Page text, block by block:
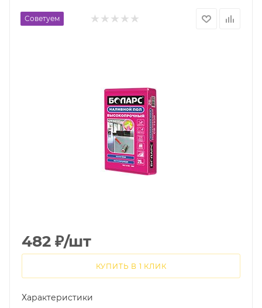
Советуем
482 ₽/шт
КУПИТЬ В 1 КЛИК
Характеристики